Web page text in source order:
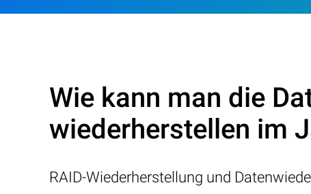
Wie kann man die
wiederherstellen im
RAID-Wiederherstellung und